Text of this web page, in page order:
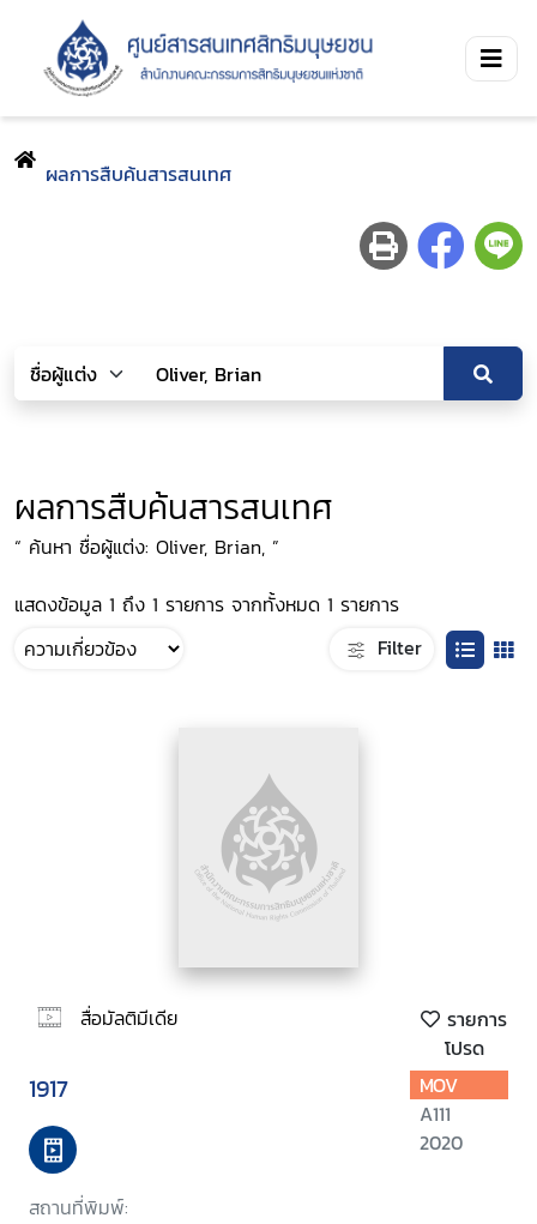
ผลการสืบค้นสารสนเทศ
ผลการสืบค้นสารสนเทศ
“ ค้นหา ชื่อผู้แต่ง: Oliver, Brian, ”
แสดงข้อมูล 1 ถึง 1 รายการ จากทั้งหมด 1 รายการ
Filter
สื่อมัลติมีเดีย
รายการ
โปรด
1917
สถานที่พิมพ์:
MOV
A111
2020